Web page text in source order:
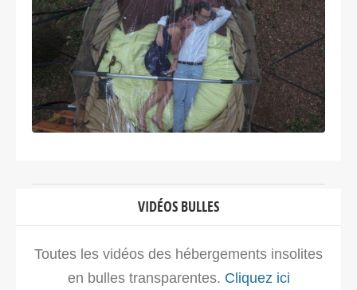
Cabane sur pilotis Nouvelle-
Aquitaine
1983 Route de Ciboure à Olhette
Urrugne Nouvelle-Aquitaine>Pyrénées-
Atlantiques 64122
France
Cabane 7ème ciel – Cabane dans
VIDÉOS BULLES
Toutes les vidéos des hébergements insolites
en bulles transparentes. Cliquez ici